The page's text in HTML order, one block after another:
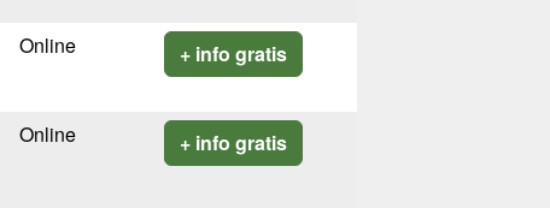
Online + info gratis
Online + info gratis